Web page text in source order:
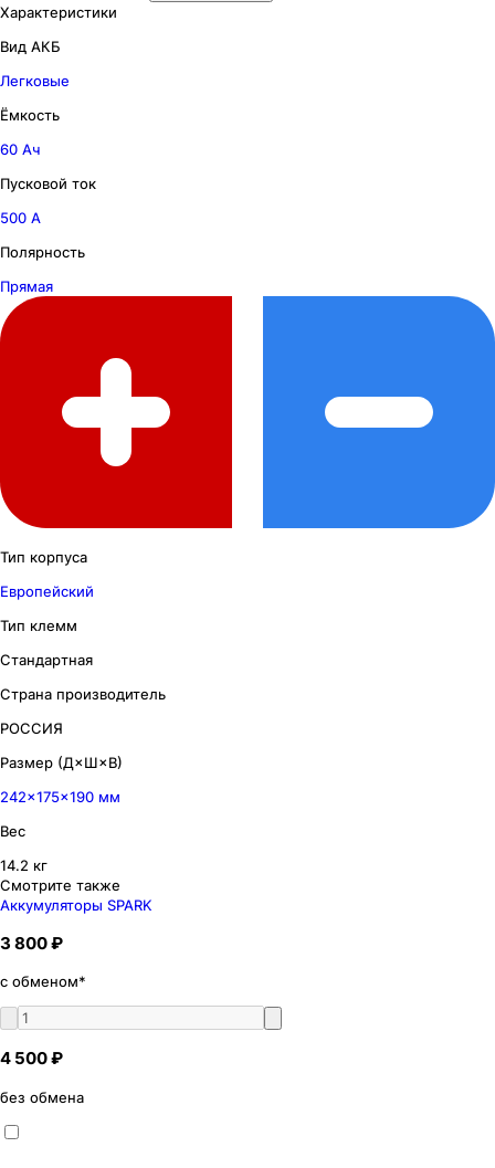
Характеристики
Вид АКБ
Легковые
Ёмкость
60 Ач
Пусковой ток
500 А
Полярность
Прямая
Тип корпуса
Европейский
Тип клемм
Стандартная
Страна производитель
РОССИЯ
Размер (Д×Ш×В)
242×175×190 мм
Вес
14.2 кг
Смотрите также
Аккумуляторы SPARK
3 800 ₽
с обменом*
4 500 ₽
без обмена